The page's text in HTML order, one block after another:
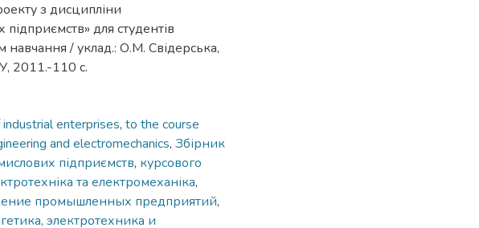
з дисципліни
для студентів
навчання / уклад.: О.М. Свідерська,
2011.-110 c.
enterprises, to the сourse
and electromechanics, Збірник
підприємств, курсового
та електромеханіка,
промышленных предприятий,
электротехника и